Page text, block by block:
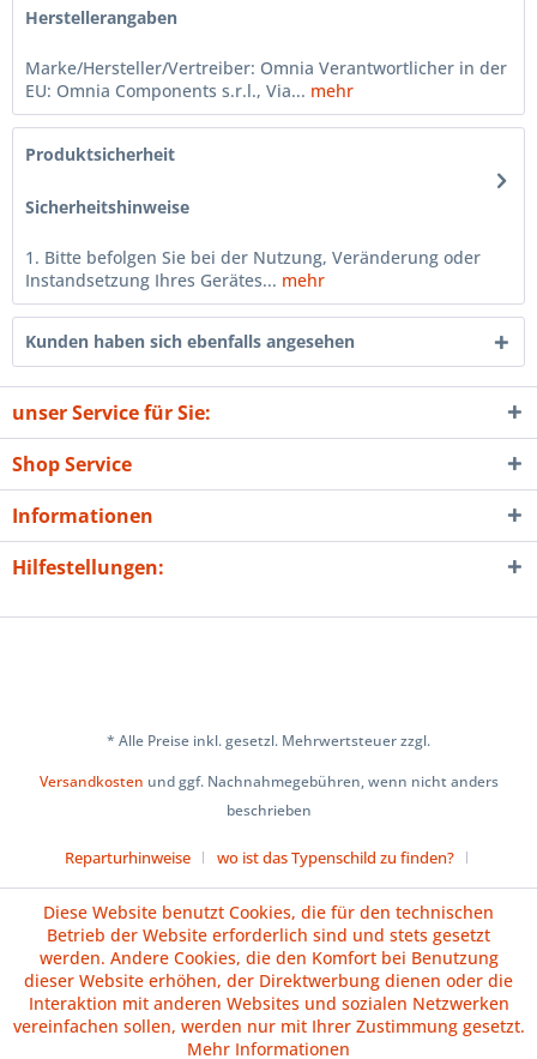
Herstellerangaben
Marke/Hersteller/Vertreiber: Omnia Verantwortlicher in der
EU: Omnia Components s.r.l., Via... mehr
Produktsicherheit
Sicherheitshinweise
1. Bitte befolgen Sie bei der Nutzung, Veränderung oder
Instandsetzung Ihres Gerätes... mehr
Kunden haben sich ebenfalls angesehen
unser Service für Sie:
Shop Service
Informationen
Hilfestellungen:
* Alle Preise inkl. gesetzl. Mehrwertsteuer zzgl.
Versandkosten und ggf. Nachnahmegebühren, wenn nicht anders
beschrieben
Reparturhinweise
wo ist das Typenschild zu finden?
Versand und Zahlungsbedingungen
Impressum
AGB
Widerrufsrecht
Datenschutz Batteriehinweise
Vertrag widerrufen
Diese Website benutzt Cookies, die für den technischen
Betrieb der Website erforderlich sind und stets gesetzt
werden. Andere Cookies, die den Komfort bei Benutzung
dieser Website erhöhen, der Direktwerbung dienen oder die
Interaktion mit anderen Websites und sozialen Netzwerken
vereinfachen sollen, werden nur mit Ihrer Zustimmung gesetzt.
Mehr Informationen